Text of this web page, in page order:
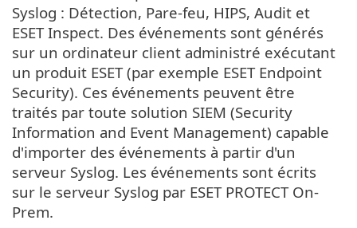
Syslog : Détection, Pare-feu, HIPS, Audit et
ESET Inspect. Des événements sont générés
sur un ordinateur client administré exécutant
un produit ESET (par exemple ESET Endpoint
Security). Ces événements peuvent être
traités par toute solution SIEM (Security
Information and Event Management) capable
d'importer des événements à partir d'un
serveur Syslog. Les événements sont écrits
sur le serveur Syslog par ESET PROTECT On-
Prem.